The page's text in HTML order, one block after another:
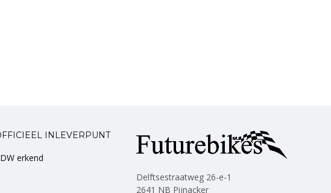
INLEVERPUNT
erkend
Delftsestraatweg 26-e-1
2641 NB Pijnacker